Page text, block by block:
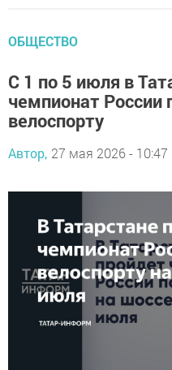
ОБЩЕСТВО
С 1 по 5 июля в
чемпионат России
велоспорту
Автор, 27 мая 2026 - 10:47